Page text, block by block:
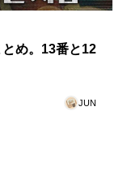
め。13番と12
JUN